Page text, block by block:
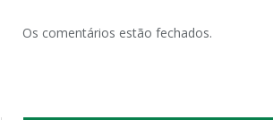
Os comentários estão fechados.